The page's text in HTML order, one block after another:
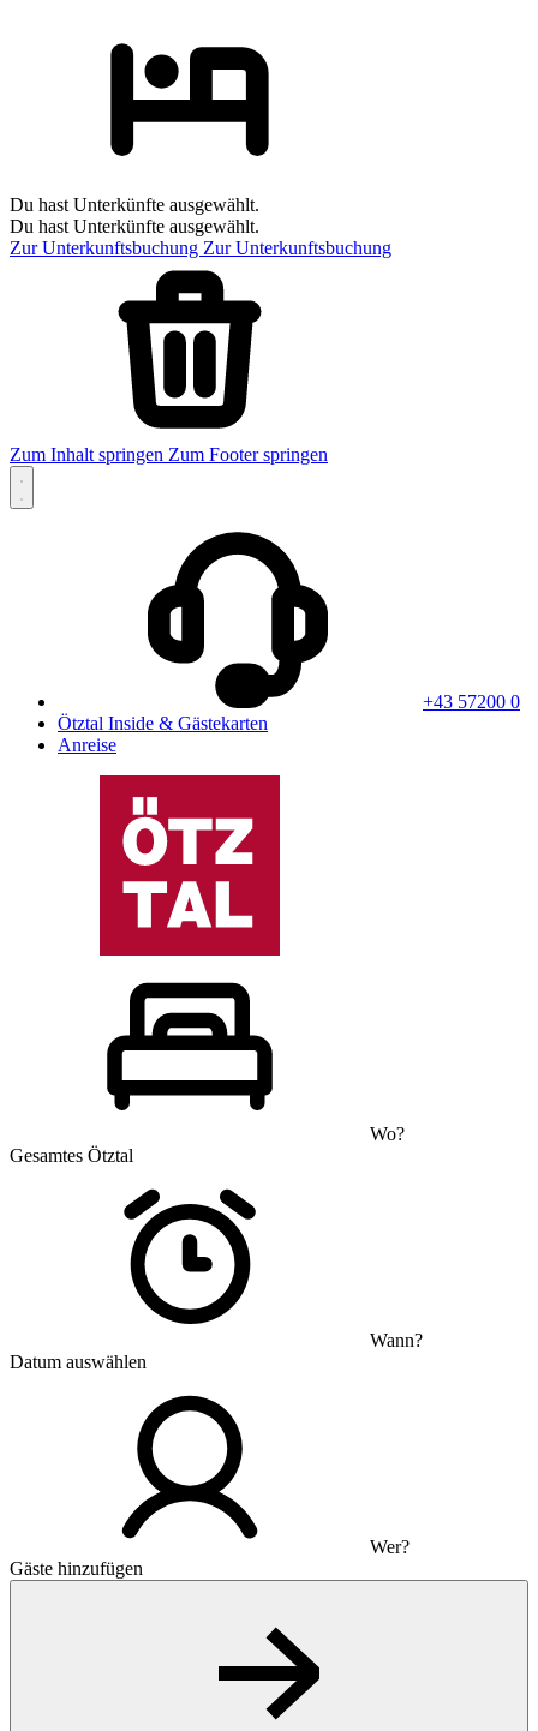
Du hast Unterkünfte ausgewählt.
Du hast Unterkünfte ausgewählt.
Zur Unterkunftsbuchung Zur Unterkunftsbuchung
Zum Inhalt springen Zum Footer springen
+43 57200 0
Ötztal Inside & Gästekarten
Anreise
Wo?
Gesamtes Ötztal
Wann?
Datum auswählen
Wer?
Gäste hinzufügen